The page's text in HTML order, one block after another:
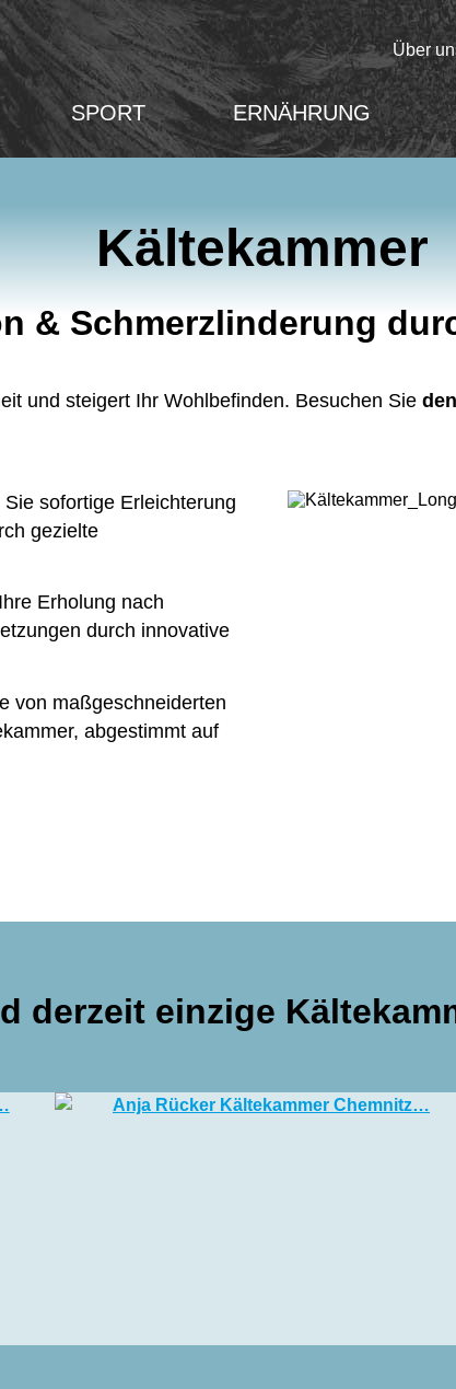
Über
SPORT ERNÄHRUNG
Kältekammer
& Schmerzlinderung
und steigert Ihr Wohlbefinden. Besuchen Sie
Sie sofortige Erleichterung
gezielte
Erholung nach
durch innovative
von maßgeschneiderten
abgestimmt auf
derzeit einzige